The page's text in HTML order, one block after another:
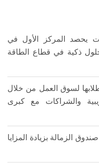
يحصد المركز الأول في
حلول ذكية في قطاع الطاقة
لسوق العمل من خلال
والشراكات مع كبرى
الزمالة بزيادة المزايا